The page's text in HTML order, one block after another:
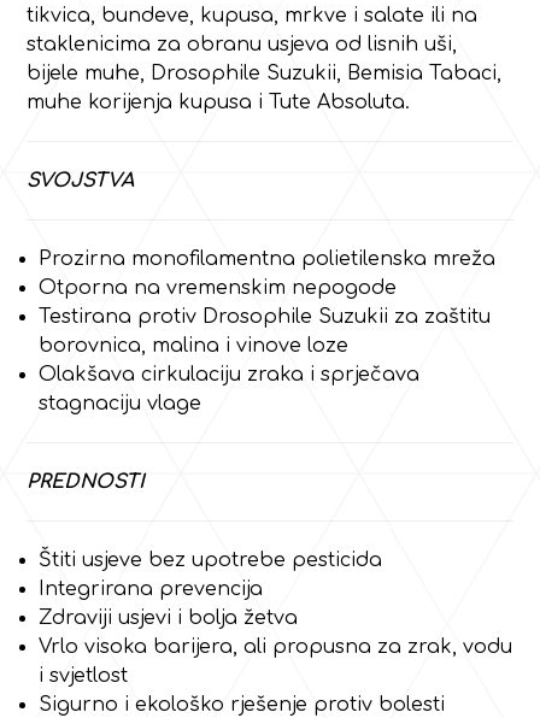
tikvica, bundeve, kupusa, mrkve i salate ili na
staklenicima za obranu usjeva od lisnih uši,
bijele muhe, Drosophile Suzukii, Bemisia Tabaci,
muhe korijenja kupusa i Tute Absoluta.
SVOJSTVA
Prozirna monofilamentna polietilenska mreža
Otporna na vremenskim nepogode
Testirana protiv Drosophile Suzukii za zaštitu
borovnica, malina i vinove loze
Olakšava cirkulaciju zraka i sprječava
stagnaciju vlage
PREDNOSTI
Štiti usjeve bez upotrebe pesticida
Integrirana prevencija
Zdraviji usjevi i bolja žetva
Vrlo visoka barijera, ali propusna za zrak, vodu
i svjetlost
Sigurno i ekološko rješenje protiv bolesti